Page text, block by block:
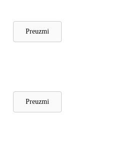
Preuzmi
Preuzmi